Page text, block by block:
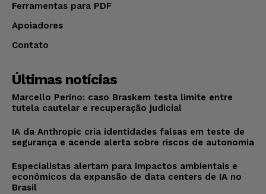
Ferramentas para PDF
Apoiadores
Contato
Últimas notícias
Marcello Perino: caso Braskem testa limite entre
tutela cautelar e recuperação judicial
IA da Anthropic cria identidades falsas em teste de
segurança e acende alerta sobre riscos de autonomia
Especialistas alertam para impactos ambientais e
econômicos da expansão de data centers de IA no
Brasil